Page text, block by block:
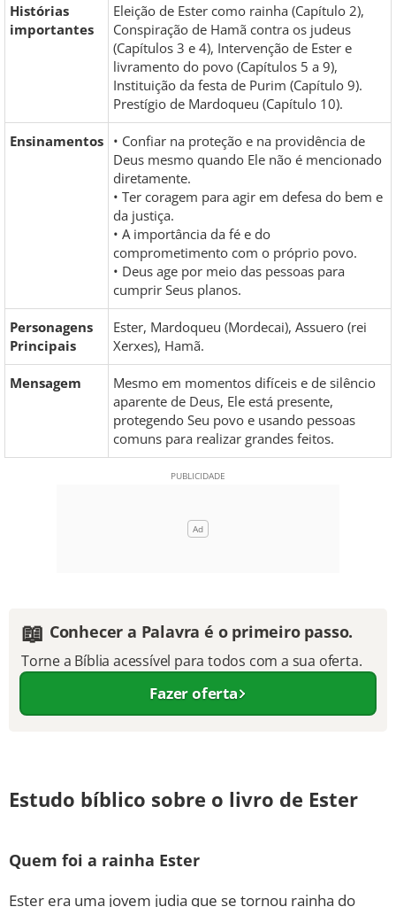
Histórias
importantes
Eleição de Ester como rainha (Capítulo 2),
Conspiração de Hamã contra os judeus
(Capítulos 3 e 4), Intervenção de Ester e
livramento do povo (Capítulos 5 a 9),
Instituição da festa de Purim (Capítulo 9).
Prestígio de Mardoqueu (Capítulo 10).
Ensinamentos • Confiar na proteção e na providência de
Deus mesmo quando Ele não é mencionado
diretamente.
• Ter coragem para agir em defesa do bem e
da justiça.
• A importância da fé e do
comprometimento com o próprio povo.
• Deus age por meio das pessoas para
cumprir Seus planos.
Personagens
Principais
Ester, Mardoqueu (Mordecai), Assuero (rei
Xerxes), Hamã.
Mensagem
Mesmo em momentos difíceis e de silêncio
aparente de Deus, Ele está presente,
protegendo Seu povo e usando pessoas
comuns para realizar grandes feitos.
📖 Conhecer a Palavra é o primeiro passo.
Torne a Bíblia acessível para todos com a sua oferta.
Fazer oferta
Estudo bíblico sobre o livro de Ester
Quem foi a rainha Ester
Ester era uma jovem judia que se tornou rainha do